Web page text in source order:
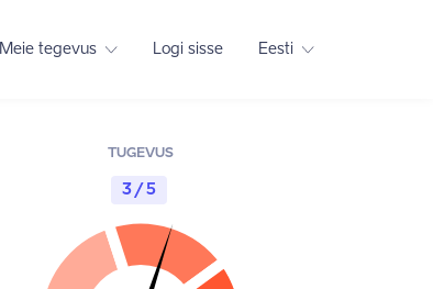
Meie tegevus Logi sisse Eesti
TUGEVUS
3 / 5